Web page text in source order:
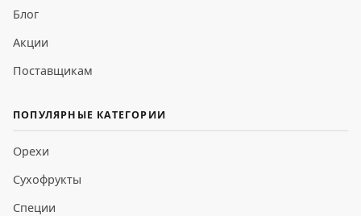
Блог
Акции
Поставщикам
ПОПУЛЯРНЫЕ КАТЕГОРИИ
Орехи
Сухофрукты
Специи